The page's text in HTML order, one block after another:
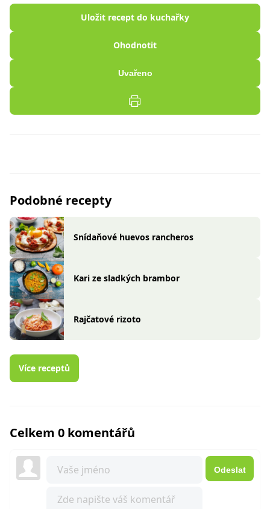
Uložit recept do kuchařky
Ohodnotit
Uvařeno
Podobné recepty
Snídaňové huevos rancheros
Kari ze sladkých brambor
Rajčatové rizoto
Více receptů
Celkem 0 komentářů
Odeslat